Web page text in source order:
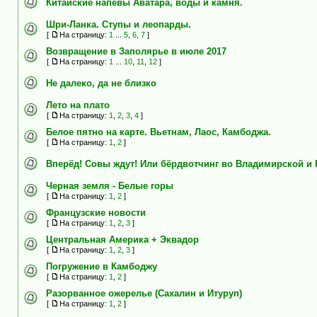
Китайские напевы Аватара, воды и камня.
Шри-Ланка. Ступы и леопарды.
[ На страницу: 1 5 6 7 ]
Возвращение в Заполярье в июле 2017
[ На страницу: 1 10 11 12 ]
Не далеко, да не близко
Лето на плато
[ На страницу: 1 2 3 4 ]
Белое пятно на карте. Вьетнам, Лаос, Камбоджа.
[ На страницу: 1 2 ]
Вперёд! Совы ждут! Или бёрдвотчинг во Владимирской и
Черная земля - Белые горы
[ На страницу: 1 2 ]
Французские новости
[ На страницу: 1 2 3 ]
Центральная Америка + Эквадор
[ На страницу: 1 2 3 ]
Погружение в Камбоджу
[ На страницу: 1 2 ]
Разорванное ожерелье (Сахалин и Итуруп)
[ На страницу: 1 2 ]